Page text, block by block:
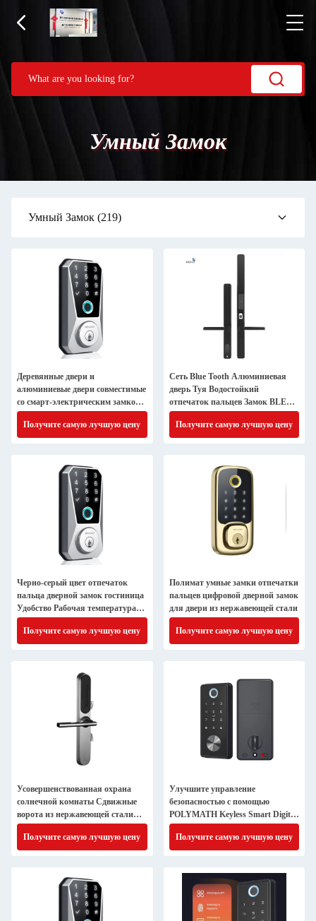
Умный Замок
Умный Замок (219)
Деревянные двери и
алюминиевые двери совместимые
со смарт-электрическим замком с
механическим ключом
Получите самую лучшую цену
Сеть Blue Tooth Алюминиевая
дверь Туя Водостойкий
отпечаток пальцев Замок BLE
WIFI Умный замок двери
Получите самую лучшую цену
Черно-серый цвет отпечаток
пальца дверной замок гостиница
Удобство Рабочая температура
-25-60
Получите самую лучшую цену
Полимат умные замки отпечатки
пальцев цифровой дверной замок
для двери из нержавеющей стали
Получите самую лучшую цену
Усовершенствованная охрана
солнечной комнаты Сдвижные
ворота из нержавеющей стали
Цифровые отпечатки пальцев
Замок двери
Получите самую лучшую цену
Улучшите управление
безопасностью с помощью
POLYMATH Keyless Smart Digital
Fingerprint Lock
Получите самую лучшую цену